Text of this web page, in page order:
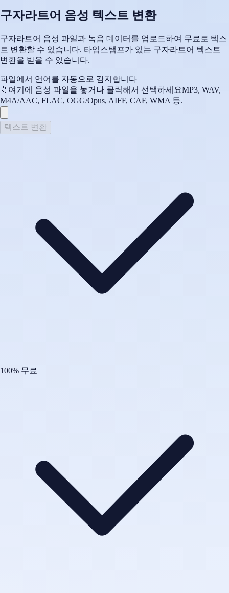
구자라트어 음성 텍스트 변환
구자라트어 음성 파일과 녹음 데이터를 업로드하여 무료로 텍스
트 변환할 수 있습니다. 타임스탬프가 있는 구자라트어 텍스트
변환을 받을 수 있습니다.
파일에서 언어를 자동으로 감지합니다
📁 여기에 음성 파일을 놓거나 클릭해서 선택하세요MP3, WAV,
M4A/AAC, FLAC, OGG/Opus, AIFF, CAF, WMA 등.
텍스트 변환
100% 무료